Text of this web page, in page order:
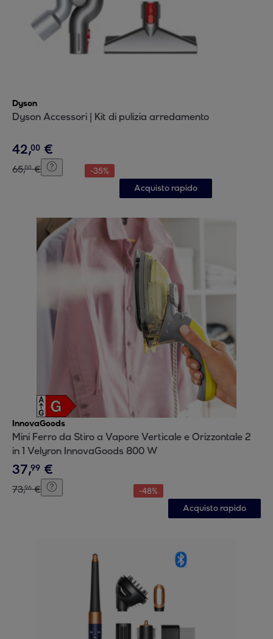
Dyson
Dyson Accessori | Kit di pulizia arredamento
42,00 €
65,00 € -35%
Acquisto rapido
InnovaGoods
Mini Ferro da Stiro a Vapore Verticale e Orizzontale 2
in 1 Velyron InnovaGoods 800 W
37,99 €
73,96 € -48%
Acquisto rapido